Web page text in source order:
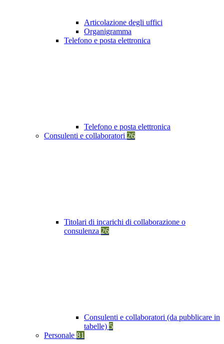
Articolazione degli uffici
Organigramma
Telefono e posta elettronica
Telefono e posta elettronica
Consulenti e collaboratori 26
Titolari di incarichi di collaborazione o
consulenza 26
Consulenti e collaboratori (da pubblicare in
tabelle) 5
Personale 81